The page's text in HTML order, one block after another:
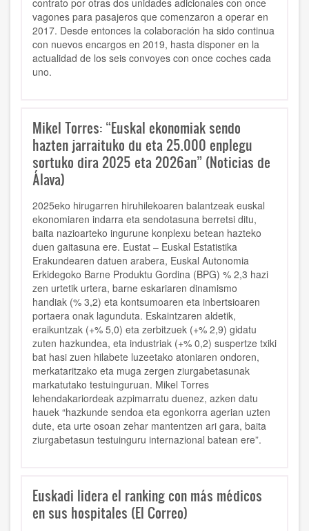
contrato por otras dos unidades adicionales con once
vagones para pasajeros que comenzaron a operar en
2017. Desde entonces la colaboración ha sido continua
con nuevos encargos en 2019, hasta disponer en la
actualidad de los seis convoyes con once coches cada
uno.
Mikel Torres: “Euskal ekonomiak sendo
hazten jarraituko du eta 25.000 enplegu
sortuko dira 2025 eta 2026an” (Noticias de
Álava)
2025eko hirugarren hiruhilekoaren balantzeak euskal
ekonomiaren indarra eta sendotasuna berretsi ditu,
baita nazioarteko ingurune konplexu betean hazteko
duen gaitasuna ere. Eustat – Euskal Estatistika
Erakundearen datuen arabera, Euskal Autonomia
Erkidegoko Barne Produktu Gordina (BPG) % 2,3 hazi
zen urtetik urtera, barne eskariaren dinamismo
handiak (% 3,2) eta kontsumoaren eta inbertsioaren
portaera onak lagunduta. Eskaintzaren aldetik,
eraikuntzak (+% 5,0) eta zerbitzuek (+% 2,9) gidatu
zuten hazkundea, eta industriak (+% 0,2) suspertze txiki
bat hasi zuen hilabete luzeetako atoniaren ondoren,
merkataritzako eta muga zergen ziurgabetasunak
markatutako testuinguruan. Mikel Torres
lehendakariordeak azpimarratu duenez, azken datu
hauek “hazkunde sendoa eta egonkorra agerian uzten
dute, eta urte osoan zehar mantentzen ari gara, baita
ziurgabetasun testuinguru internazional batean ere”.
Euskadi lidera el ranking con más médicos
en sus hospitales (El Correo)